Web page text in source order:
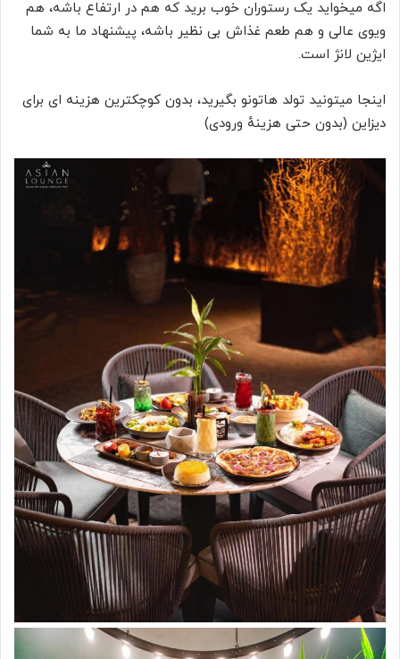
اگه میخواید یک رستوران خوب برید که هم در ارتفاع باشه، هم
ویوی عالی و هم طعم غذاش بی نظیر باشه، پیشنهاد ما به شما
ایژین لانژ است.
اینجا میتونید تولد هاتونو بگیرید، بدون کوچکترین هزینه ای برای
دیزاین (بدون حتی هزینهٔ ورودی)